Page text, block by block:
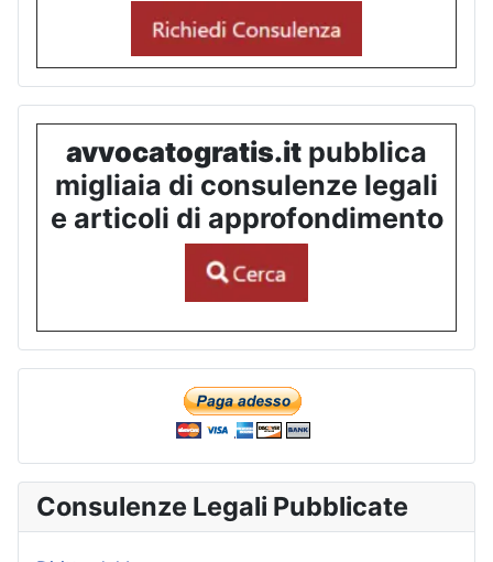
avvocatogratis.it pubblica
migliaia di consulenze legali
e articoli di approfondimento
Consulenze Legali Pubblicate